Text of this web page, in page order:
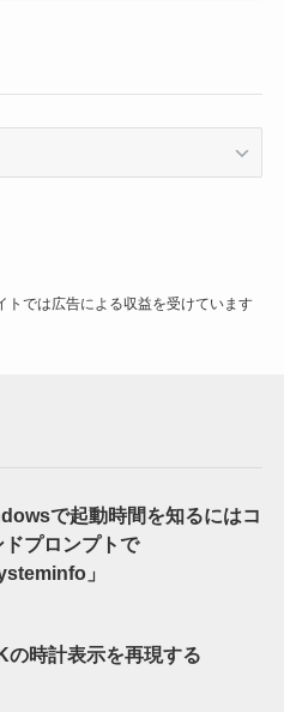
トでは広告による収益を受けています
で起動時間を知るにはコ
ドプロンプトで
」
の時計表示を再現する